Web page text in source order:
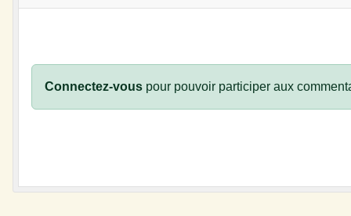
Connectez-vous pour pouvoir participer aux